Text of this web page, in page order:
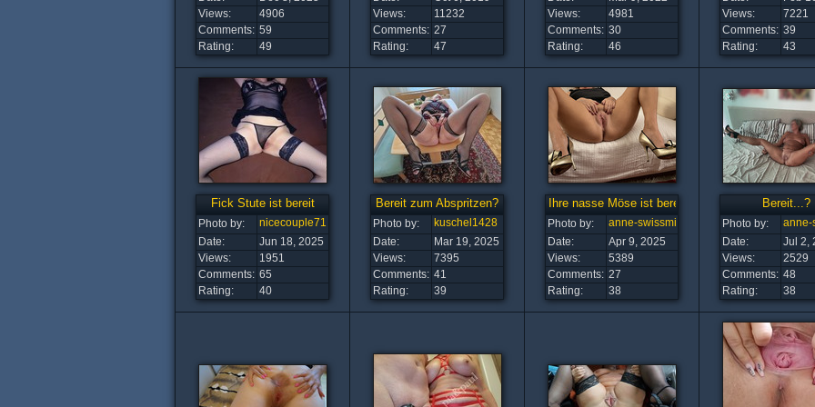
Views:
4906
Comments: 59
Rating:
49
Views:
11232
Comments: 27
Rating:
47
Views:
4981
Comments: 30
Rating:
46
Views:
7221
Comments: 39
Rating:
43
Fick Stute ist bereit
Photo by:
nicecouple71
Date:
Jun 18, 2025
Views:
1951
Comments: 65
Rating:
40
Bereit zum Abspritzen?
Photo by:
kuschel1428
Date:
Mar 19, 2025
Views:
7395
Comments: 41
Rating:
39
Ihre nasse Möse ist bereit...
Photo by:
anne-swissmilf
Date:
Apr 9, 2025
Views:
5389
Comments: 27
Rating:
38
Bereit...?
Photo by:
anne-
Date:
Jul 2,
Views:
2529
Comments: 48
Rating:
38